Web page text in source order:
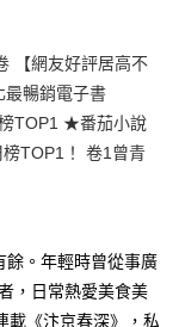
【網友好評居高不
暢銷電子書
TOP1 ★番茄小說
TOP1！ 卷1曾青
餘。年輕時曾從事廣
，日常熱愛美食美
載《汴京春深》，私